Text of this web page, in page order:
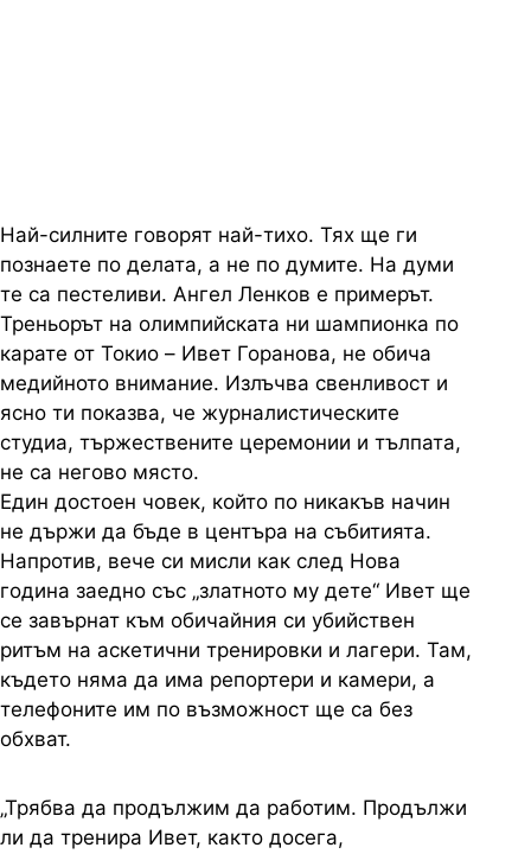
Най-силните говорят най-тихо. Тях ще ги
познаете по делата, а не по думите. На думи
те са пестеливи. Ангел Ленков е примерът.
Треньорът на олимпийската ни шампионка по
карате от Токио – Ивет Горанова, не обича
медийното внимание. Излъчва свенливост и
ясно ти показва, че журналистическите
студиа, тържествените церемонии и тълпата,
не са негово място.
Един достоен човек, който по никакъв начин
не държи да бъде в центъра на събитията.
Напротив, вече си мисли как след Нова
година заедно със „златното му дете“ Ивет ще
се завърнат към обичайния си убийствен
ритъм на аскетични тренировки и лагери. Там,
където няма да има репортери и камери, а
телефоните им по възможност ще са без
обхват.
„Трябва да продължим да работим. Продължи
ли да тренира Ивет, както досега,